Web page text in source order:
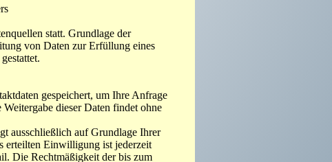
statt. Grundlage der
von Daten zur Erfüllung eines
gespeichert, um Ihre Anfrage
dieser Daten findet ohne
ausschließlich auf Grundlage Ihrer
Einwilligung ist jederzeit
Die Rechtmäßigkeit der bis zum